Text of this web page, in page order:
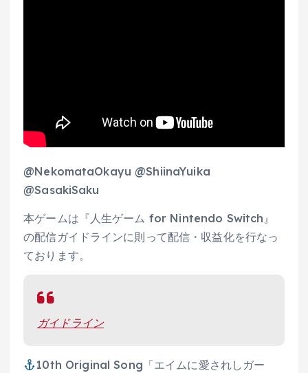
@NekomataOkayu @ShiinaYuika
@SasakiSaku
本ゲームは『人生ゲーム for Nintendo Switch』
の配信ガイドラインに則って配信・収益化を行なっ
ております。
ガイドライン
10th Original Song「エイムに愛されしガー